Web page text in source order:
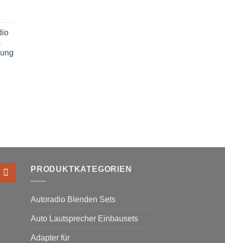
PRODUKTKATEGORIEN
Autoradio Blenden Sets
Auto Lautsprecher Einbausets
Adapter für